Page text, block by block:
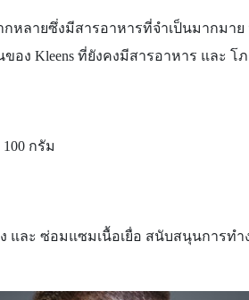
ลายซึ่งมีสารอาหารที่จำเป็นมากมา
ของ Kleens ที่ยังคงมีสารอาหาร และ
กรัม
และ ซ่อมแซมเนื้อเยื่อ สนับสนุนการท